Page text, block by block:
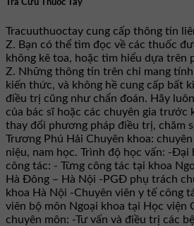
Tra Cứu Thuốc Tây
Tracuuthuoctay cung cấp thông tin
Z. Bạn có thể tìm đọc về các thuốc
không kê toa, hoặc tìm hiểu dựa trên
Z. Những thông tin trên chỉ mang
kiến thức, và không hề cung cấp bất
điều trị cũng như chẩn đoán. Hãy
của bác sĩ hoặc các chuyên gia trước
thay đổi phương pháp điều trị, chăm
Trương Phú Hải Chuyên khoa:
niệu, nam học. Trình độ học vấn: -Đại
công tác: - Từng công tác tại khoa
Hà Đông – Hà Nội -PGĐ phụ trách
khoa Hà Nội -Chuyên viên y tế công
viên bộ môn Ngoại khoa tại Học viện
chuyên môn: -Tư vấn và điều trị các